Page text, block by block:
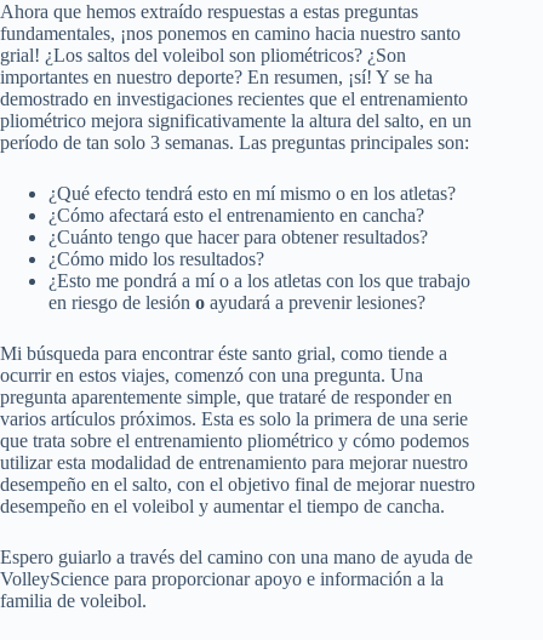
Ahora que hemos extraído respuestas a estas preguntas
fundamentales, ¡nos ponemos en camino hacia nuestro santo
grial! ¿Los saltos del voleibol son pliométricos? ¿Son
importantes en nuestro deporte? En resumen, ¡sí! Y se ha
demostrado en investigaciones recientes que el entrenamiento
pliométrico mejora significativamente la altura del salto, en un
período de tan solo 3 semanas. Las preguntas principales son:
¿Qué efecto tendrá esto en mí mismo o en los atletas?
¿Cómo afectará esto el entrenamiento en cancha?
¿Cuánto tengo que hacer para obtener resultados?
¿Cómo mido los resultados?
¿Esto me pondrá a mí o a los atletas con los que trabajo
en riesgo de lesión o ayudará a prevenir lesiones?
Mi búsqueda para encontrar éste santo grial, como tiende a
ocurrir en estos viajes, comenzó con una pregunta. Una
pregunta aparentemente simple, que trataré de responder en
varios artículos próximos. Esta es solo la primera de una serie
que trata sobre el entrenamiento pliométrico y cómo podemos
utilizar esta modalidad de entrenamiento para mejorar nuestro
desempeño en el salto, con el objetivo final de mejorar nuestro
desempeño en el voleibol y aumentar el tiempo de cancha.
Espero guiarlo a través del camino con una mano de ayuda de
VolleyScience para proporcionar apoyo e información a la
familia de voleibol.